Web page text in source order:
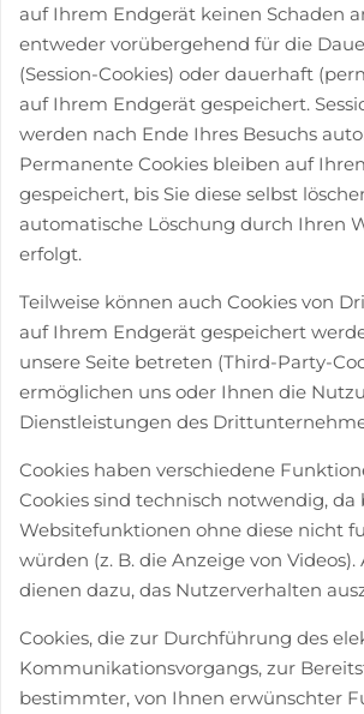
auf Ihrem Endgerät keinen Schaden
entweder vorübergehend für die
(Session-Cookies) oder dauerhaft
auf Ihrem Endgerät gespeichert.
werden nach Ende Ihres Besuchs
Permanente Cookies bleiben auf
gespeichert, bis Sie diese selbst
automatische Löschung durch Ihren
erfolgt.
Teilweise können auch Cookies von
auf Ihrem Endgerät gespeichert
unsere Seite betreten (Third-Party-
ermöglichen uns oder Ihnen die
Dienstleistungen des
Cookies haben verschiedene
Cookies sind technisch notwendig,
Websitefunktionen ohne diese nicht
würden (z. B. die Anzeige von Videos).
dienen dazu, das Nutzerverhalten
Cookies, die zur Durchführung des
Kommunikationsvorgangs, zur
bestimmter, von Ihnen erwünschter